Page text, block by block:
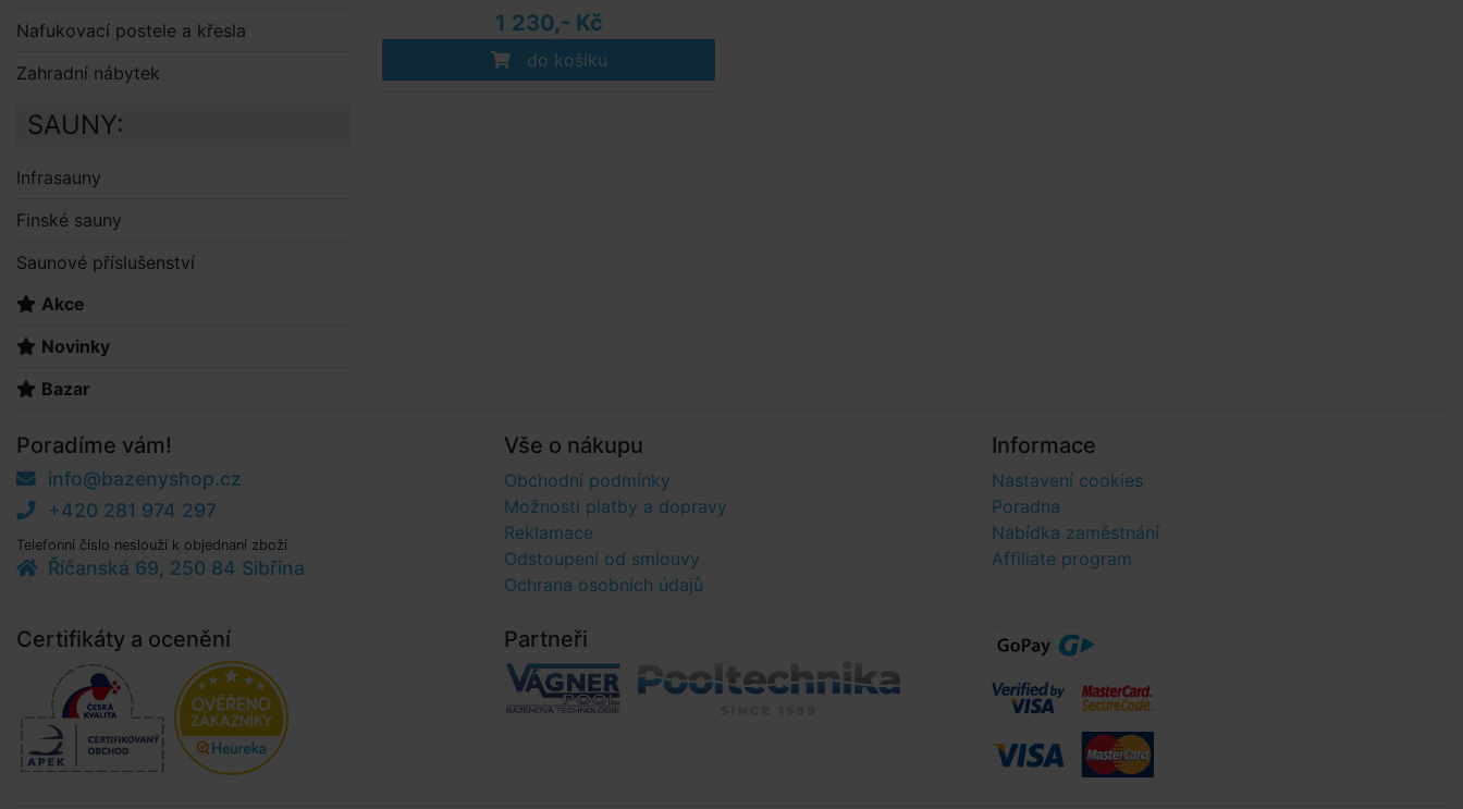
1 230,- Kč
do košíku
Nafukovací postele a křesla
Zahradní nábytek
SAUNY:
Infrasauny
Finské sauny
Saunové příslušenství
Akce
Novinky
Bazar
Poradíme vám!
info@bazenyshop.cz
+420 281 974 297
Telefonní číslo neslouží k objednaní zboží
Říčanská 69, 250 84 Sibřina
Vše o nákupu
Obchodní podmínky
Možnosti platby a dopravy
Reklamace
Odstoupení od smlouvy
Ochrana osobních údajů
Informace
Nastavení cookies
Poradna
Nabídka zaměstnání
Affiliate program
Certifikáty a ocenění Partneři